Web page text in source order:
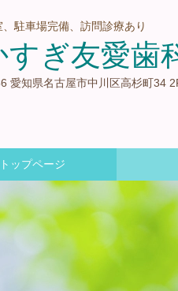
駐車場完備、訪問診療あり
すぎ友愛歯
愛知県名古屋市中川区高杉町34
トップページ